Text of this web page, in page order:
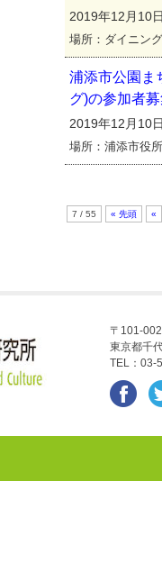
2019年12月10
場所：ダイニン
浦添市公園ま
グ)の参加者
2019年12月10
場所：浦添市役
7 / 55 « 先頭 «
〒101-
東京都千
TEL：